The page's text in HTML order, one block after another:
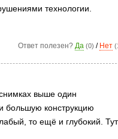
технологии.
Ответ полезен? Да (0) / Нет
выше один
большую конструкцию
то ещё и глубокий. Тут